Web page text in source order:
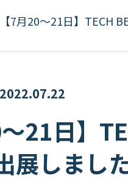
【7月20〜21日】TECH
2022.07.22
〜21日】
展しまし